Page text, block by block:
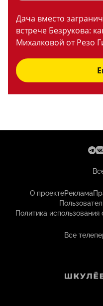
Дача вместо
встрече Безрукова:
Михалковой от Резо
О проектеРеклама
Политика использования
Все